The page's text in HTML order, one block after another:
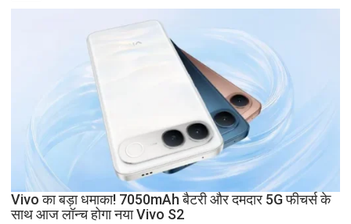
दस्तक!
8000mAh
बैटरी,
7-
इंच
डिस्प्ले
और
Snapdragon
Vivo का बड़ा धमाका! 7050mAh बैटरी और दमदार 5G फीचर्स के
साथ आज लॉन्च होगा नया Vivo S2